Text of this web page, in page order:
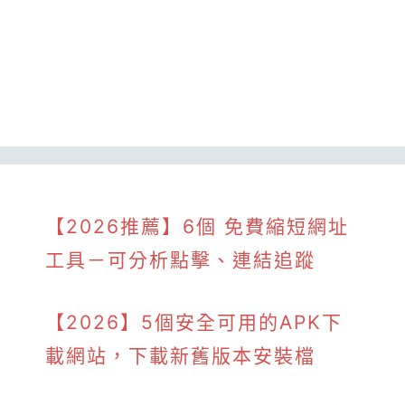
【2026推薦】6個 免費縮短網址
工具－可分析點擊、連結追蹤
【2026】5個安全可用的APK下
載網站，下載新舊版本安裝檔